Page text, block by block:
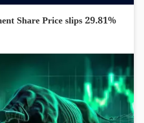
Share Price slips 29.81%